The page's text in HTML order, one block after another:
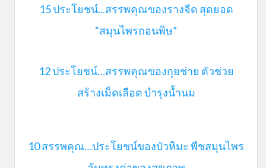
15 ประโยชน์...สรรพคุณของรางจืด สุดยอด
“สมุนไพรถอนพิษ”
12 ประโยชน์…สรรพคุณของกุยช่าย ตัวช่วย
สร้างเม็ดเลือด บำรุงน้ำนม
10 สรรพคุณ…ประโยชน์ของบัวหิมะ พืชสมุนไพร